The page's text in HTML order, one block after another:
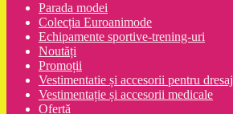
Parada modei
Colecția Euroanimode
Echipamente sportive-trening-uri
Noutăți
Promoții
Vestimentatie și accesorii pentru dresaj
Vestimentație și accesorii medicale
Ofertă